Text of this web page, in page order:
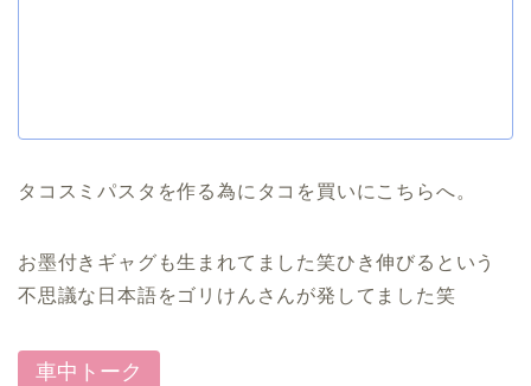
タコスミパスタを作る為にタコを買いにこちらへ。
お墨付きギャグも生まれてました笑ひき伸びるという
不思議な日本語をゴリけんさんが発してました笑
車中トーク